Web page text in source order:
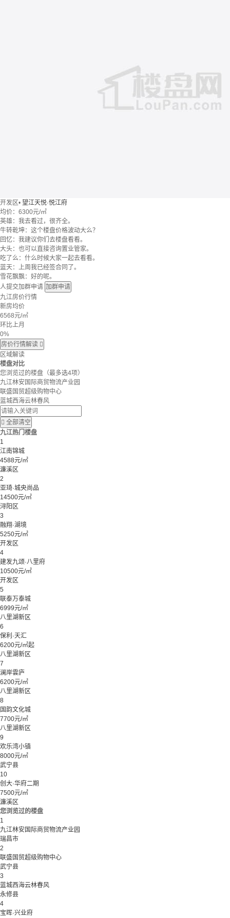
开发区• 望江天悦·悦江府
均价： 6300元/㎡
英雄：我去看过，很齐全。
牛转乾坤：这个楼盘价格波动大么？
回忆：我建议你们去楼盘看看。
大头：也可以直接咨询置业管家。
吃了么：什么时候大家一起去看看。
蓝天：上周我已经签合同了。
雪花飘飘：好的呢。
人提交加群申请 加群申请
九江房价行情
新房均价
6568元/㎡
环比上月
0%
房价行情解读 
区域解读
楼盘对比
您浏览过的楼盘 （最多选4项）
九江林安国际商贸物流产业园
联盛国贸超级购物中心
蓝城西海云林春风
 全部清空
九江热门楼盘
1
江南锦城
4588元/㎡
濂溪区
2
亚琦·城央尚品
14500元/㎡
浔阳区
3
融翔·湖境
5250元/㎡
开发区
4
建发九颂·八里府
10500元/㎡
开发区
5
联泰万泰城
6999元/㎡
八里湖新区
6
保利·天汇
6200元/㎡起
八里湖新区
7
澜岸雲庐
6200元/㎡
八里湖新区
8
国韵文化城
7700元/㎡
八里湖新区
9
欢乐湾小镇
8000元/㎡
武宁县
10
创大·华府二期
7500元/㎡
濂溪区
您浏览过的楼盘
1
九江林安国际商贸物流产业园
瑞昌市
2
联盛国贸超级购物中心
武宁县
3
蓝城西海云林春风
永修县
4
宝晖·兴业府